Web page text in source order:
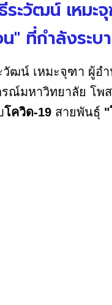
ะวัฒน์ เหมะ
น" ที่กำลังระ
วัฒน์ เหมะจุฑา ผู้อ
ณ์มหาวิทยาลัย โพ
โควิด-19 สายพันธุ์ "